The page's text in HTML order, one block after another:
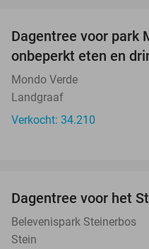
Dagentree voor park
onbeperkt eten en
Mondo Verde
Landgraaf
Verkocht: 34.210
Dagentree voor het
Belevenispark Steinerbos
Stein